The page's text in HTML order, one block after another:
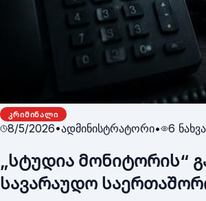
ᲙᲠᲘᲛᲘᲜᲐᲚᲘ
8/5/2026•ადმინისტრატორი• 6 ნახვა
„სტუდია მონიტორის“
სავარაუდო